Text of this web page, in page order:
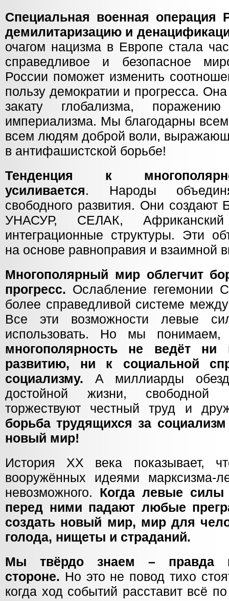
Специальная военная операция
демилитаризацию и
очагом нацизма в Европе стала
справедливое и безопасное
России поможет изменить
пользу демократии и прогресса. Она
закату глобализма,
империализма. Мы благодарны
всем людям доброй воли,
в антифашистской борьбе!
Тенденция к
усиливается. Народы
свободного развития. Они
УНАСУР, СЕЛАК,
интеграционные структуры. Эти
на основе равноправия и взаимной
Многополярный мир облегчит
прогресс. Ослабление гегемонии
более справедливой системе
Все эти возможности левые
использовать. Но мы
многополярность не ведёт ни
развитию, ни к социальной
социализму. А миллиарды
достойной жизни, свободной
торжествуют честный труд и
борьба трудящихся за
новый мир!
История ХХ века показывает,
вооружённых идеями марксизма-
невозможного. Когда левые
перед ними падают любые
создать новый мир, мир для
голода, нищеты и страданий.
Мы твёрдо знаем – правда
стороне. Но это не повод тихо
когда ход событий расставит всё